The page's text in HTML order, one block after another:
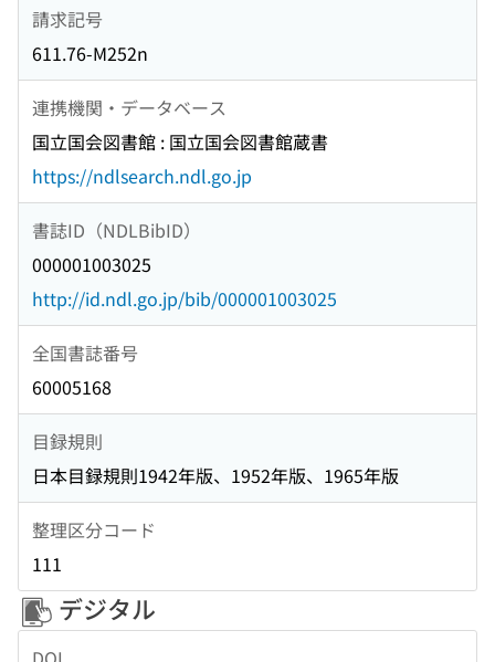
請求記号
611.76-M252n
連携機関・データベース
国立国会図書館 : 国立国会図書館蔵書
https://ndlsearch.ndl.go.jp
書誌ID（NDLBibID）
000001003025
http://id.ndl.go.jp/bib/000001003025
全国書誌番号
60005168
目録規則
日本目録規則1942年版、1952年版、1965年版
整理区分コード
111
デジタル